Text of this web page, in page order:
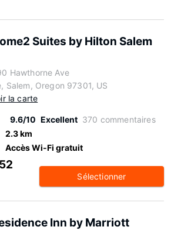
Suites by Hilton Salem
Hawthorne Ave
Salem, Oregon 97301, US
la carte
9.6/10 Excellent 370 commentaires
2.3 km
Accès Wi-Fi gratuit
Sélectionner
Inn by Marriott